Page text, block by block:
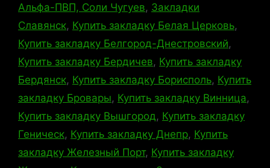
Альфа-ПВП, Соли Чугуев, Закладки
Славянск, Купить закладку Белая Церковь,
Купить закладку Белгород-Днестровский,
Купить закладку Бердичев, Купить закладку
Бердянск, Купить закладку Борисполь, Купить
закладку Бровары, Купить закладку Винница,
Купить закладку Вышгород, Купить закладку
Геническ, Купить закладку Днепр, Купить
закладку Железный Порт, Купить закладку